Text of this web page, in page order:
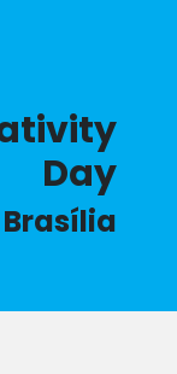
Day
Brasília